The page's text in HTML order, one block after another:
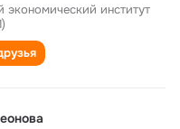
институт